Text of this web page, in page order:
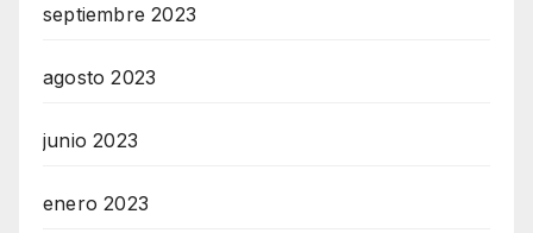
septiembre 2023
agosto 2023
junio 2023
enero 2023